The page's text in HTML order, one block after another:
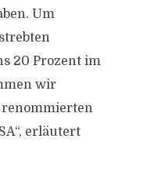
Um
20 Prozent im
wir
erläutert